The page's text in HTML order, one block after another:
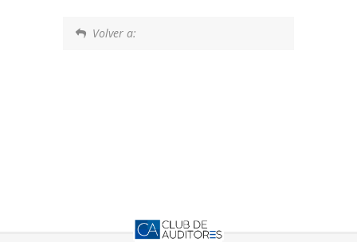
Volver a: